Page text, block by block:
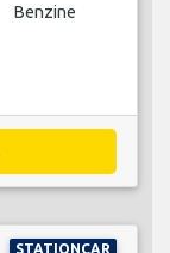
Benzine
STATIONCAR